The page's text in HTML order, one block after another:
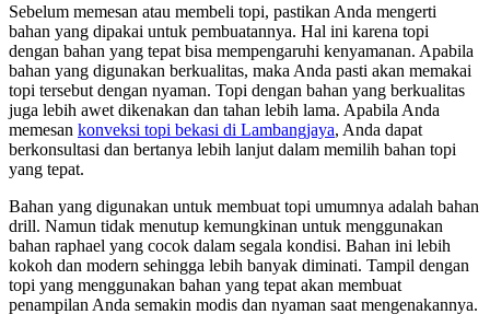
Sebelum memesan atau membeli topi, pastikan Anda mengerti
bahan yang dipakai untuk pembuatannya. Hal ini karena topi
dengan bahan yang tepat bisa mempengaruhi kenyamanan. Apabila
bahan yang digunakan berkualitas, maka Anda pasti akan memakai
topi tersebut dengan nyaman. Topi dengan bahan yang berkualitas
juga lebih awet dikenakan dan tahan lebih lama. Apabila Anda
memesan konveksi topi bekasi di Lambangjaya, Anda dapat
berkonsultasi dan bertanya lebih lanjut dalam memilih bahan topi
yang tepat.
Bahan yang digunakan untuk membuat topi umumnya adalah bahan
drill. Namun tidak menutup kemungkinan untuk menggunakan
bahan raphael yang cocok dalam segala kondisi. Bahan ini lebih
kokoh dan modern sehingga lebih banyak diminati. Tampil dengan
topi yang menggunakan bahan yang tepat akan membuat
penampilan Anda semakin modis dan nyaman saat mengenakannya.